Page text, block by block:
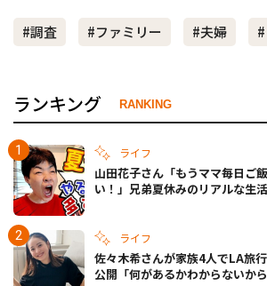
#調査 #ファミリー #夫婦
ランキング RANKING
ライフ
山田花子さん「もうママ毎日ご
い！」兄弟夏休みのリアルな生
ライフ
佐々木希さんが家族4人でLA旅
公開「何があるかわからないか